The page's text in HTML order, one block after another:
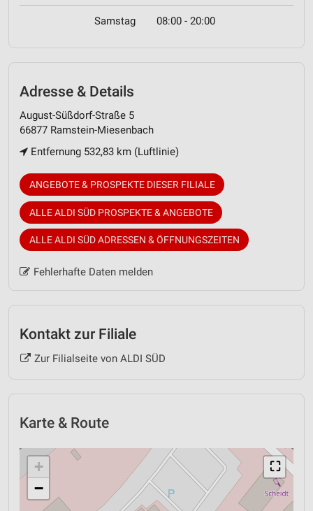
Samstag 08:00 - 20:00
Adresse & Details
August-Süßdorf-Straße 5
66877 Ramstein-Miesenbach
Entfernung 532,83 km (Luftlinie)
ANGEBOTE & PROSPEKTE DIESER FILIALE
ALLE ALDI SÜD PROSPEKTE & ANGEBOTE
ALLE ALDI SÜD ADRESSEN & ÖFFNUNGSZEITEN
Fehlerhafte Daten melden
Kontakt zur Filiale
Zur Filialseite von ALDI SÜD
Karte & Route
⛶
+
−